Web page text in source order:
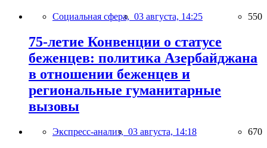
Социальная сфера, 03 августа, 14:25 550
75-летие Конвенции о статусе
беженцев: политика Азербайджана
в отношении беженцев и
региональные гуманитарные
вызовы
Экспресс-анализ, 03 августа, 14:18 670